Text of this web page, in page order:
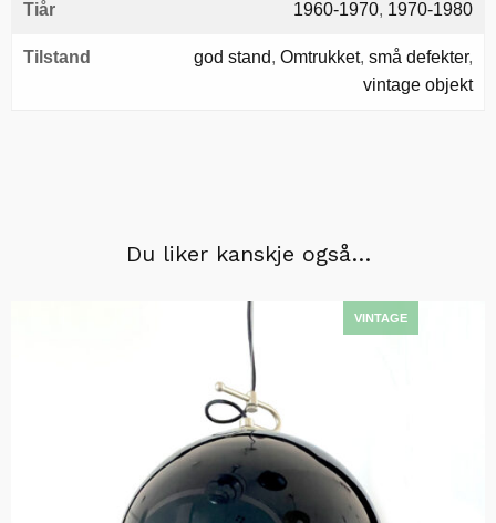
Tiår 1960-1970, 1970-1980
Tilstand god stand, Omtrukket, små defekter,
vintage objekt
Du liker kanskje også…